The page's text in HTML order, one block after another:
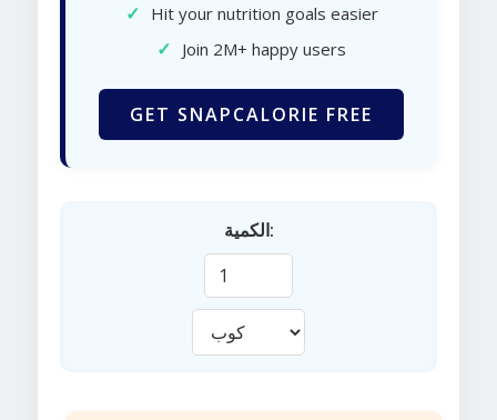
✓ Hit your nutrition goals easier
✓ Join 2M+ happy users
GET SNAPCALORIE FREE
الكمية: